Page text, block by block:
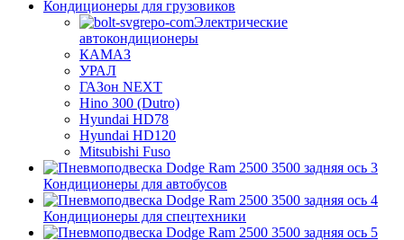
Кондиционеры для грузовиков
Электрические
автокондиционеры
КАМАЗ
УРАЛ
ГАЗон NEXT
Hino 300 (Dutro)
Hyundai HD78
Hyundai HD120
Mitsubishi Fuso
Кондиционеры для автобусов
Кондиционеры для спецтехники